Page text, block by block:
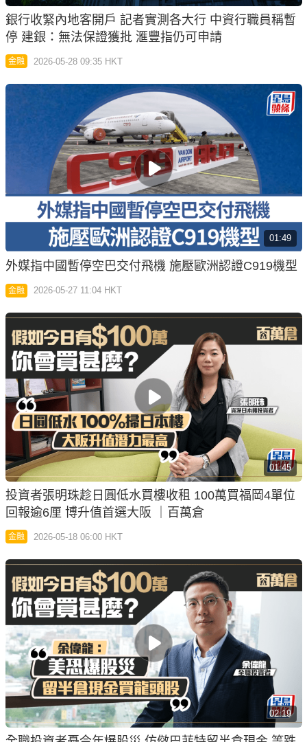
銀行收緊內地客開戶 記者實測各大行 中資行職員稱暫
停 建銀：無法保證獲批 滙豐指仍可申請
金融 2026-05-28 09:35 HKT
01:49
外媒指中國暫停空巴交付飛機 施壓歐洲認證C919機型
金融 2026-05-27 11:04 HKT
01:45
投資者張明珠趁日圓低水買樓收租 100萬買福岡4單位
回報逾6厘 博升值首選大阪 ｜百萬倉
金融 2026-05-18 06:00 HKT
02:19